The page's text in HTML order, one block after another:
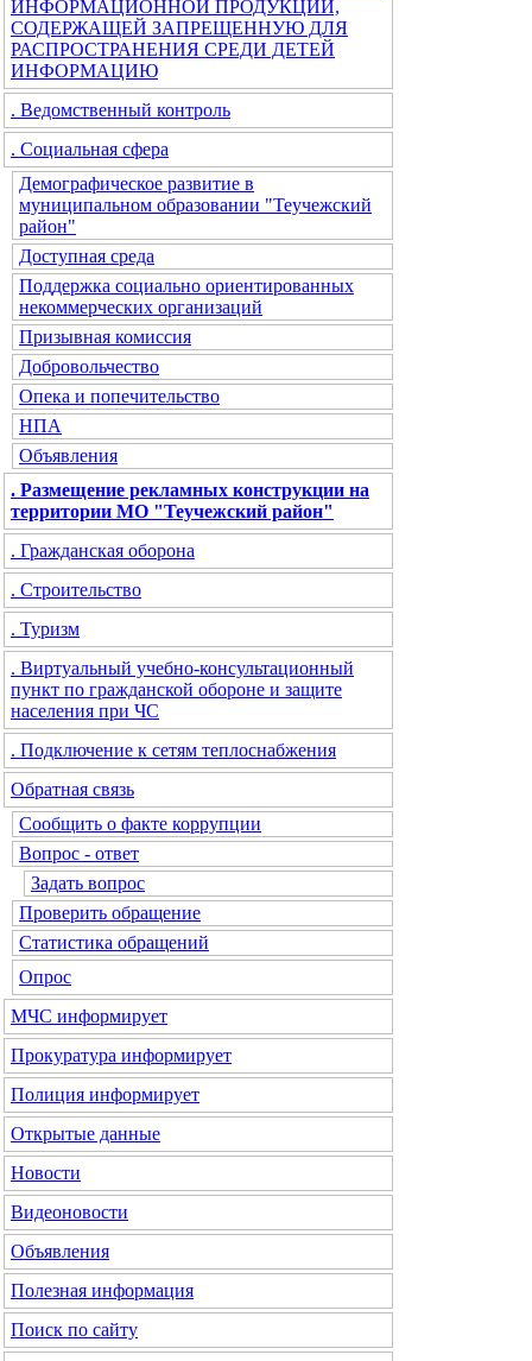
ИНФОРМАЦИОННОЙ ПРОДУКЦИИ,
СОДЕРЖАЩЕЙ ЗАПРЕЩЕННУЮ ДЛЯ
РАСПРОСТРАНЕНИЯ СРЕДИ ДЕТЕЙ
ИНФОРМАЦИЮ
. Ведомственный контроль
. Социальная сфера
Демографическое развитие в
муниципальном образовании "Теучежский
район"
Доступная среда
Поддержка социально ориентированных
некоммерческих организаций
Призывная комиссия
Добровольчество
Опека и попечительство
НПА
Объявления
. Размещение рекламных конструкции на
территории МО "Теучежский район"
. Гражданская оборона
. Строительство
. Туризм
. Виртуальный учебно-консультационный
пункт по гражданской обороне и защите
населения при ЧС
. Подключение к сетям теплоснабжения
Обратная связь
Сообщить о факте коррупции
Вопрос - ответ
Задать вопрос
Проверить обращение
Статистика обращений
Опрос
МЧС информирует
Прокуратура информирует
Полиция информирует
Открытые данные
Новости
Видеоновости
Объявления
Полезная информация
Поиск по сайту